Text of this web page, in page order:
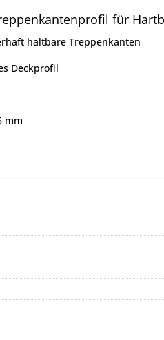
für
haltbare Treppenkanten
Deckprofil
mm